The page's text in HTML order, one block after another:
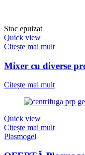
Stoc epuizat
Quick view
Citește mai mult
Mixer cu diverse
Citește mai mult
Quick view
Citește mai mult
Plasmogel